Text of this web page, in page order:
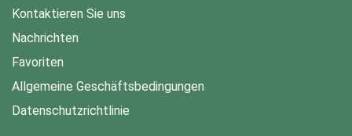
Kontaktieren Sie uns
Nachrichten
Favoriten
Allgemeine Geschäftsbedingungen
Datenschutzrichtlinie